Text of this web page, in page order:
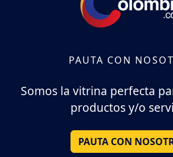
PAUTA CON
Somos la vitrina perfecta
productos y/o
PAUTA CON